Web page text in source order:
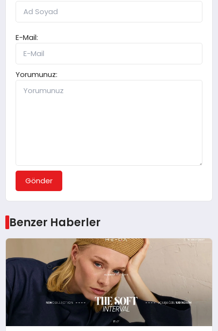
E-Mail:
Yorumunuz:
Gönder
Benzer Haberler